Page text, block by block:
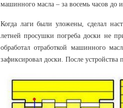
машинного масла – за восемь часов до
Когда лаги были уложены, сделал
летней просушки погреба доски не
обработал отработкой машинного
зафиксировал доски. После устройства